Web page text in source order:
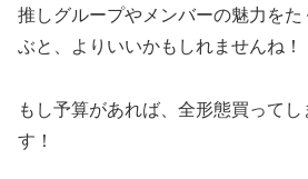
推しグループやメンバーの魅力を
ぶと、よりいいかもしれませんね！
もし予算があれば、全形態買って
す！